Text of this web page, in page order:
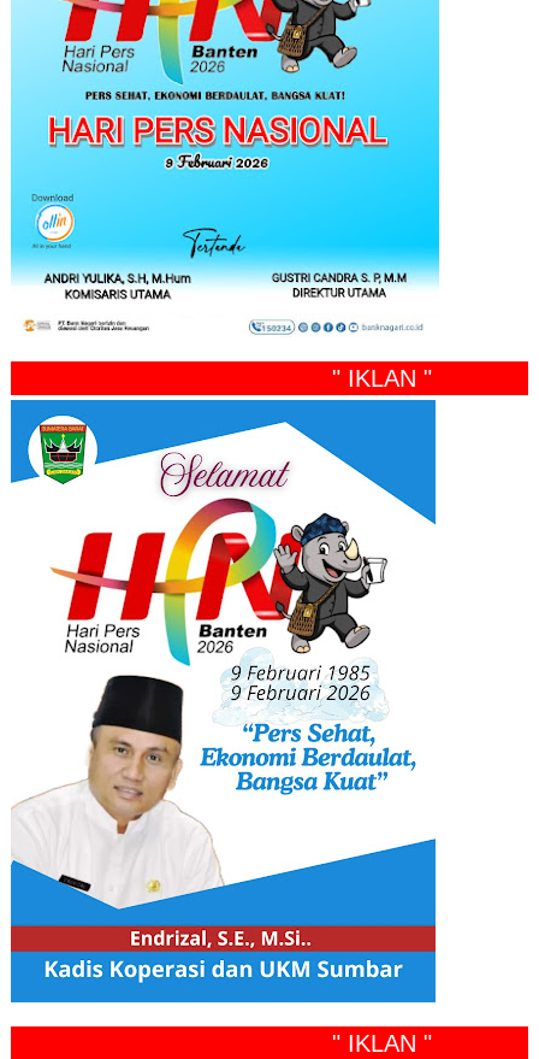
" IKLAN "
" IKLAN "